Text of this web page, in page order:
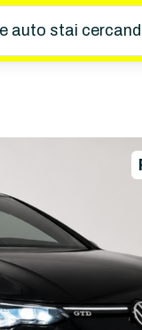
auto stai